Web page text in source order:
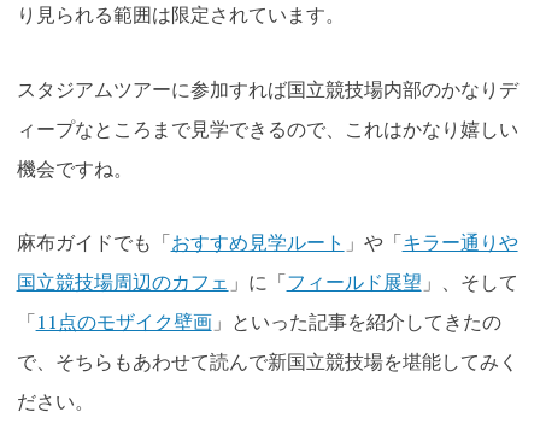
り見られる範囲は限定されています。
スタジアムツアーに参加すれば国立競技場内部のかなりデ
ィープなところまで見学できるので、これはかなり嬉しい
機会ですね。
麻布ガイドでも「おすすめ見学ルート 」や「キラー通りや
国立競技場周辺のカフェ 」に「フィールド展望 」、そして
「11点のモザイク壁画」といった記事を紹介してきたの
で、そちらもあわせて読んで新国立競技場を堪能してみく
ださい。